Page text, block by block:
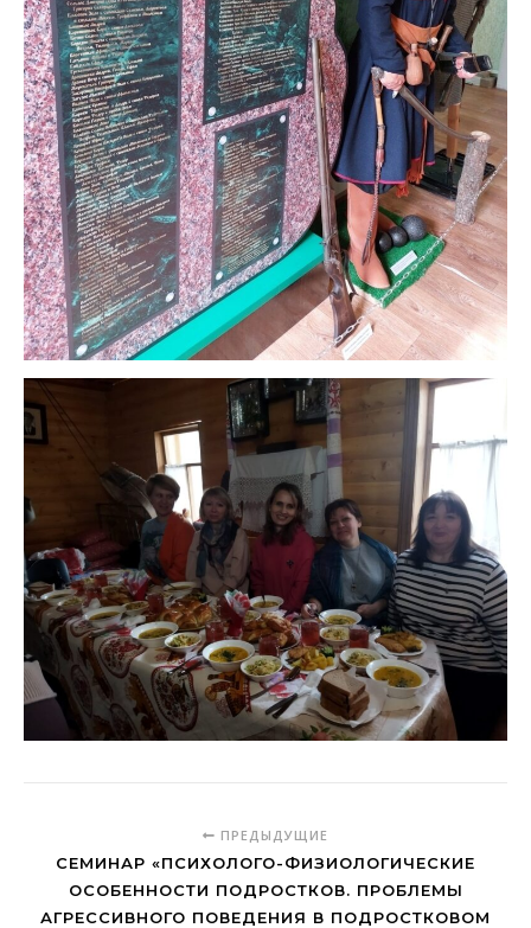
ПРЕДЫДУЩИЕ
СЕМИНАР «ПСИХОЛОГО-ФИЗИОЛОГИЧЕСКИЕ
ОСОБЕННОСТИ ПОДРОСТКОВ. ПРОБЛЕМЫ
АГРЕССИВНОГО ПОВЕДЕНИЯ В ПОДРОСТКОВОМ